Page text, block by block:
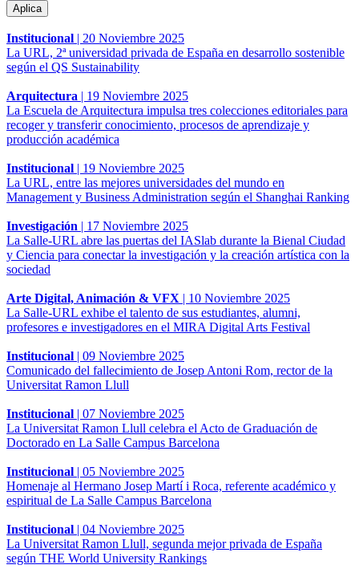
Institucional | 20 Noviembre 2025
La URL, 2ª universidad privada de España en desarrollo sostenible
según el QS Sustainability
Arquitectura | 19 Noviembre 2025
La Escuela de Arquitectura impulsa tres colecciones editoriales para
recoger y transferir conocimiento, procesos de aprendizaje y
producción académica
Institucional | 19 Noviembre 2025
La URL, entre las mejores universidades del mundo en
Management y Business Administration según el Shanghai Ranking
Investigación | 17 Noviembre 2025
La Salle-URL abre las puertas del IASlab durante la Bienal Ciudad
y Ciencia para conectar la investigación y la creación artística con la
sociedad
Arte Digital, Animación & VFX | 10 Noviembre 2025
La Salle-URL exhibe el talento de sus estudiantes, alumni,
profesores e investigadores en el MIRA Digital Arts Festival
Institucional | 09 Noviembre 2025
Comunicado del fallecimiento de Josep Antoni Rom, rector de la
Universitat Ramon Llull
Institucional | 07 Noviembre 2025
La Universitat Ramon Llull celebra el Acto de Graduación de
Doctorado en La Salle Campus Barcelona
Institucional | 05 Noviembre 2025
Homenaje al Hermano Josep Martí i Roca, referente académico y
espiritual de La Salle Campus Barcelona
Institucional | 04 Noviembre 2025
La Universitat Ramon Llull, segunda mejor privada de España
según THE World University Rankings